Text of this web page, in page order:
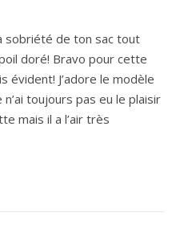
sobriété de ton sac tout
doré! Bravo pour cette
évident! J’adore le modèle
n’ai toujours pas eu le plaisir
mais il a l’air très